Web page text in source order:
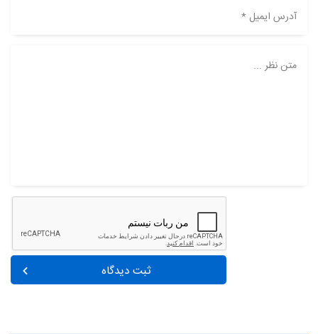
آدرس ایمیل *
متن نظر ...
ثبت دیدگاه